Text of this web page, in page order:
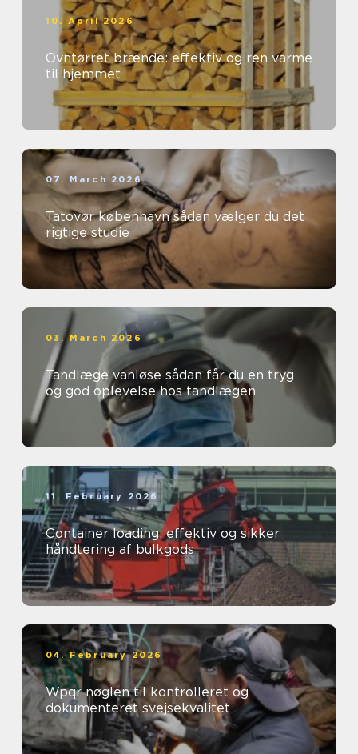
10. April 2026
Ovntørret brænde: effektiv og ren varme
til hjemmet
07. March 2026
Tatovør københavn sådan vælger du det
rigtige studie
03. March 2026
Tandlæge vanløse sådan får du en tryg
og god oplevelse hos tandlægen
11. February 2026
Container loading: effektiv og sikker
håndtering af bulkgods
04. February 2026
Wpqr nøglen til kontrolleret og
dokumenteret svejsekvalitet